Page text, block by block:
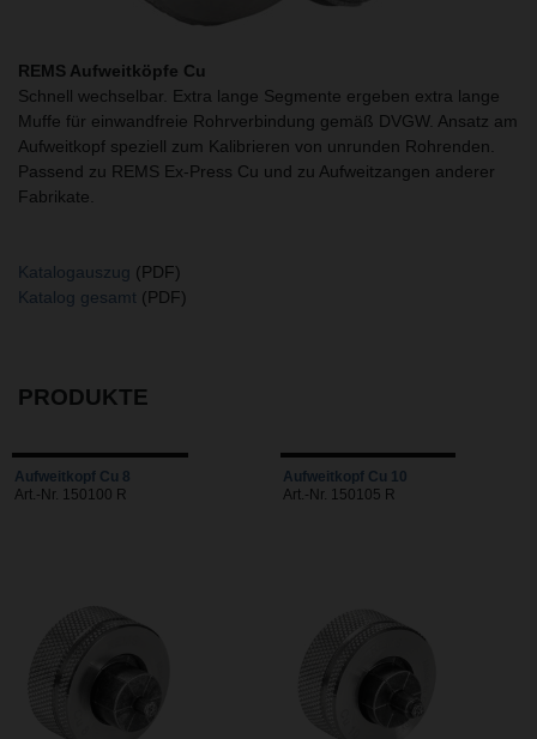
REMS Aufweitköpfe Cu
Schnell wechselbar. Extra lange Segmente ergeben extra lange
Muffe für einwandfreie Rohrverbindung gemäß DVGW. Ansatz am
Aufweitkopf speziell zum Kalibrieren von unrunden Rohrenden.
Passend zu REMS Ex-Press Cu und zu Aufweitzangen anderer
Fabrikate.
Katalogauszug (PDF)
Katalog gesamt (PDF)
PRODUKTE
Aufweitkopf Cu 8
Art.-Nr. 150100 R
Aufweitkopf Cu 10
Art.-Nr. 150105 R